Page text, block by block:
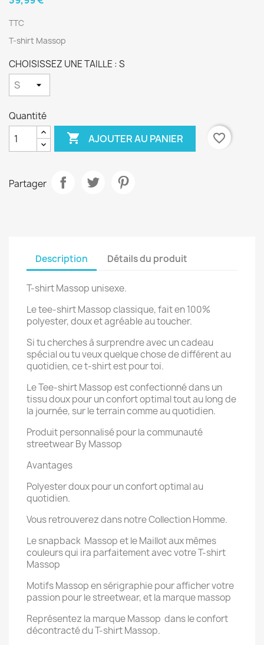
TTC
T-shirt Massop
CHOISISSEZ UNE TAILLE : S
Quantité
 AJOUTER AU PANIER favorite_border
Partager
Description Détails du produit
T-shirt Massop unisexe.
Le tee-shirt Massop classique, fait en 100%
polyester, doux et agréable au toucher.
Si tu cherches à surprendre avec un cadeau
spécial ou tu veux quelque chose de différent au
quotidien, ce t-shirt est pour toi.
Le Tee-shirt Massop est confectionné dans un
tissu doux pour un confort optimal tout au long de
la journée, sur le terrain comme au quotidien.
Produit personnalisé pour la communauté
streetwear By Massop
Avantages
Polyester doux pour un confort optimal au
quotidien.
Vous retrouverez dans notre Collection Homme.
Le snapback Massop et le Maillot aux mêmes
couleurs qui ira parfaitement avec votre T-shirt
Massop
Motifs Massop en sérigraphie pour afficher votre
passion pour le streetwear, et la marque massop
Représentez la marque Massop dans le confort
décontracté du T-shirt Massop.